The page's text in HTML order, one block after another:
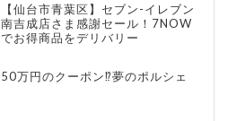
【仙台市青葉区】セブン-イレブン
南吉成店さま感謝セール！7NOW
でお得商品をデリバリー
50万円のクーポン⁉夢のポルシェ